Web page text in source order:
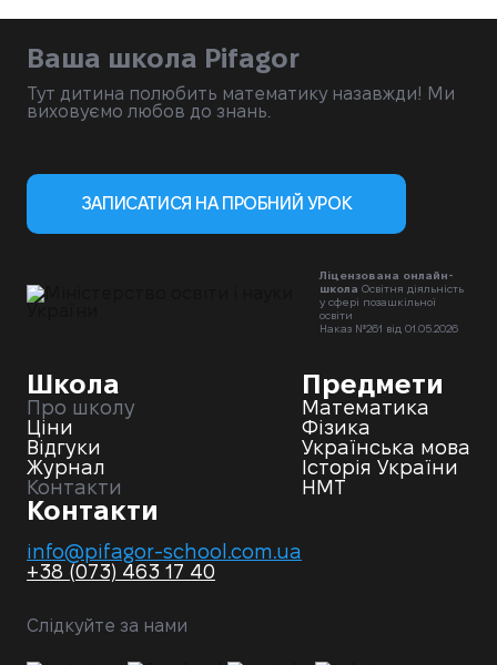
Школа
Про школу
Ціни
Відгуки
Журнал
Контакти
Предмети
Математика
Фізика
Українська мова
Історія України
НМТ
Контакти
info@pifagor-school.com.ua
+38 (073) 463 17 40
Слідкуйте за нами
Ваша школа Pifagor
Тут дитина полюбить математику назавжди! Ми
виховуємо любов до знань.
ЗАПИСАТИСЯ НА ПРОБНИЙ УРОК
Ліцензована онлайн-
школа Освітня діяльність
у сфері позашкільної
освіти
Наказ №261 від 01.05.2026